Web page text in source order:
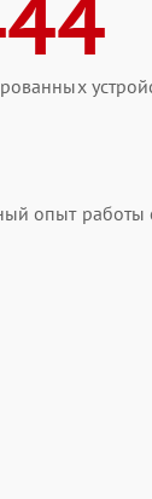
опыт работы